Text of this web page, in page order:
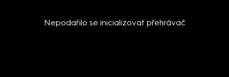
Nepodařilo se inicializovat přehrávač